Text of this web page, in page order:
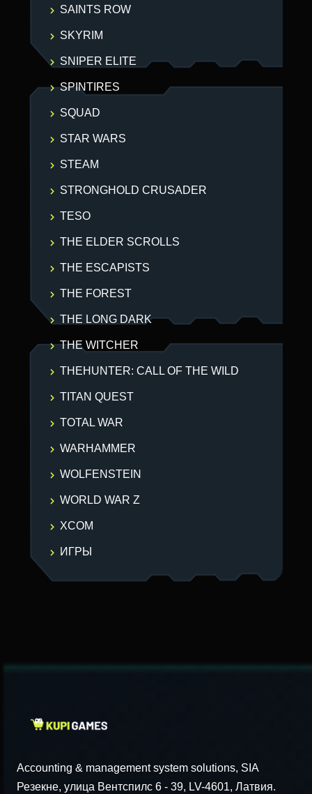
SAINTS ROW
SKYRIM
SNIPER ELITE
SPINTIRES
SQUAD
STAR WARS
STEAM
STRONGHOLD CRUSADER
TESO
THE ELDER SCROLLS
THE ESCAPISTS
THE FOREST
THE LONG DARK
THE WITCHER
THEHUNTER: CALL OF THE WILD
TITAN QUEST
TOTAL WAR
WARHAMMER
WOLFENSTEIN
WORLD WAR Z
XCOM
ИГРЫ
Accounting & management system solutions, SIA
Резекне, улица Вентспилс 6 - 39, LV-4601, Латвия.